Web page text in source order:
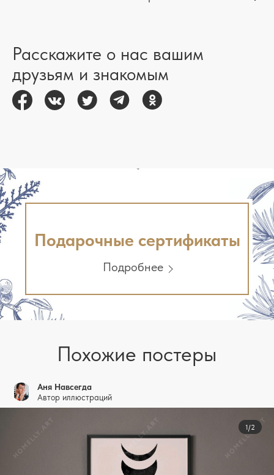
Расскажите о нас вашим
друзьям и знакомым
Подарочные сертификаты
Подробнее
Похожие постеры
Аня Навсегда
Автор иллюстраций
1/2